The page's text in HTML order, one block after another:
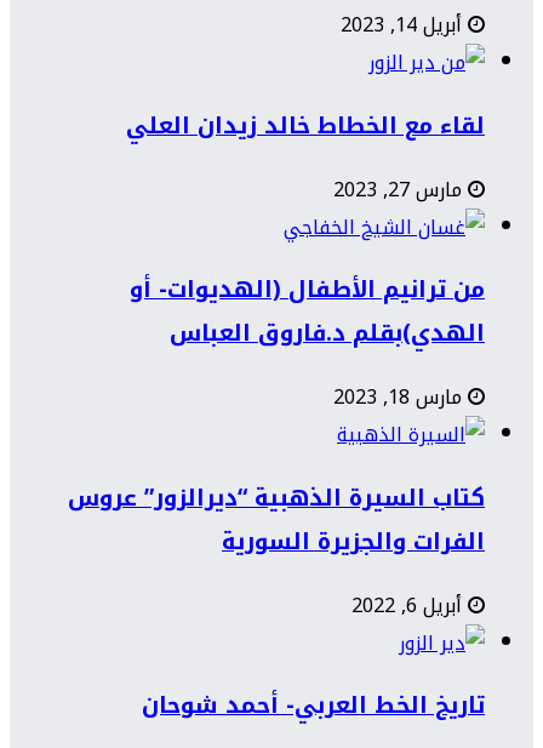
أبريل 14, 2023
لقاء مع الخطاط خالد زيدان العلي
مارس 27, 2023
من ترانيم الأطفال (الهديوات- أو
الهدي)بقلم د.فاروق العباس
مارس 18, 2023
كتاب السيرة الذهبية “ديرالزور” عروس
الفرات والجزيرة السورية
أبريل 6, 2022
تاريخ الخط العربي- أحمد شوحان